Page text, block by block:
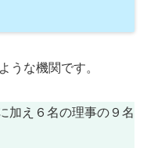
うな機関です。
加え６名の理事の９名